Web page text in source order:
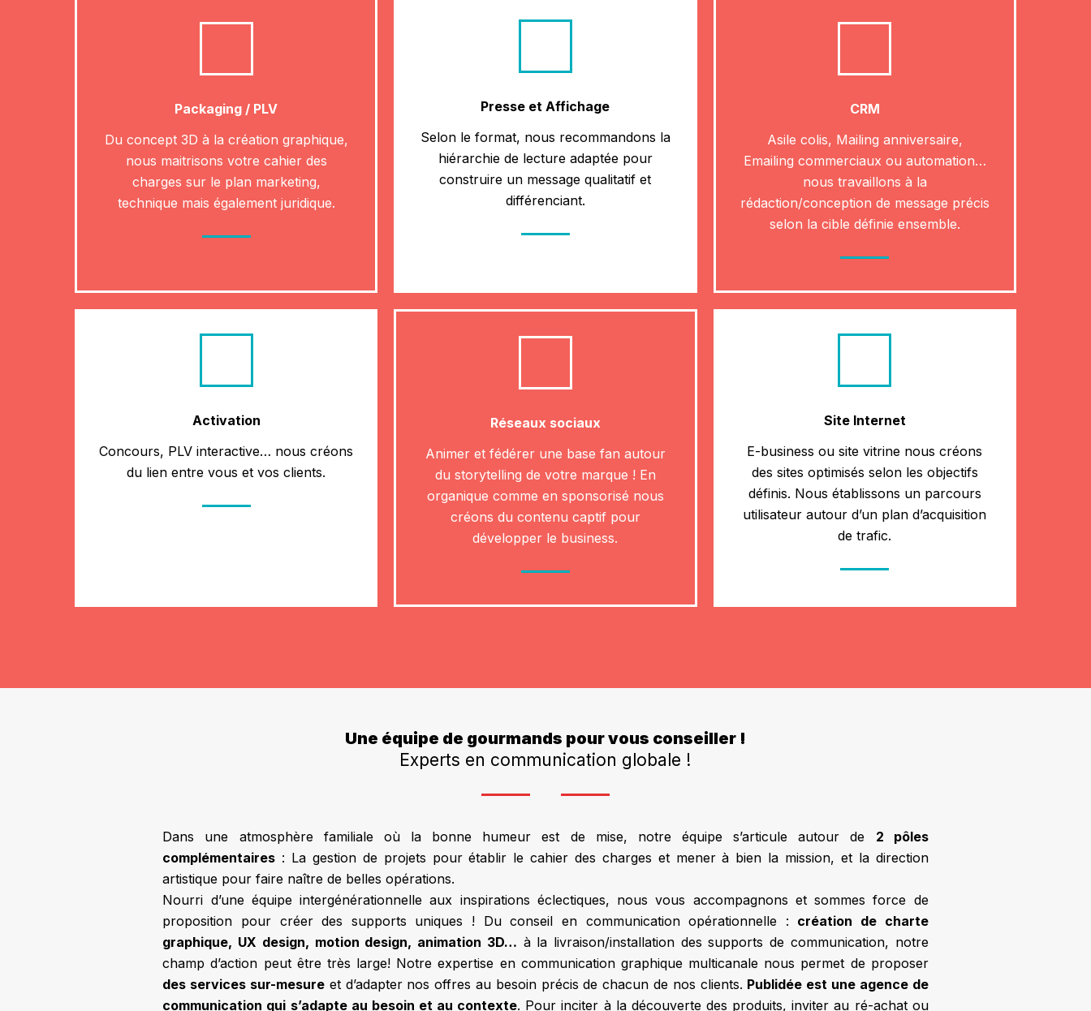
Packaging / PLV
Du concept 3D à la création graphique,
nous maitrisons votre cahier des
charges sur le plan marketing,
technique mais également juridique.
Presse et Affichage
Selon le format, nous recommandons la
hiérarchie de lecture adaptée pour
construire un message qualitatif et
différenciant.
CRM
Asile colis, Mailing anniversaire,
Emailing commerciaux ou automation…
nous travaillons à la
rédaction/conception de message précis
selon la cible définie ensemble.
Activation
Concours, PLV interactive… nous créons
du lien entre vous et vos clients.
Réseaux sociaux
Animer et fédérer une base fan autour
du storytelling de votre marque ! En
organique comme en sponsorisé nous
créons du contenu captif pour
développer le business.
Site Internet
E-business ou site vitrine nous créons
des sites optimisés selon les objectifs
définis. Nous établissons un parcours
utilisateur autour d’un plan d’acquisition
de trafic.
Une équipe de gourmands pour vous conseiller !
Experts en communication globale !
Dans une atmosphère familiale où la bonne humeur est de mise, notre équipe s’articule autour de 2 pôles
complémentaires : La gestion de projets pour établir le cahier des charges et mener à bien la mission, et la direction
artistique pour faire naître de belles opérations.
Nourri d’une équipe intergénérationnelle aux inspirations éclectiques, nous vous accompagnons et sommes force de
proposition pour créer des supports uniques ! Du conseil en communication opérationnelle : création de charte
graphique, UX design, motion design, animation 3D… à la livraison/installation des supports de communication, notre
champ d’action peut être très large! Notre expertise en communication graphique multicanale nous permet de proposer
des services sur-mesureet d’adapter nos offres au besoin précis de chacun de nos clients. Publidée est une agence de
communication qui s’adapte au besoin et au contexte. Pour inciter à la découverte des produits, inviter au ré-achat ou